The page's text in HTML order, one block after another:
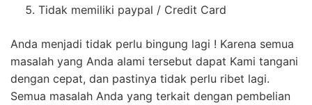
Tidak memiliki paypal / Credit Card
Anda menjadi tidak perlu bingung lagi ! Karena semua
masalah yang Anda alami tersebut dapat Kami tangani
dengan cepat, dan pastinya tidak perlu ribet lagi.
Semua masalah Anda yang terkait dengan pembelian